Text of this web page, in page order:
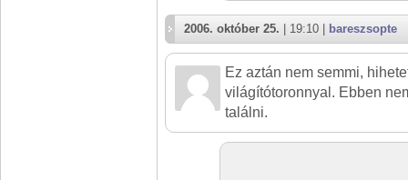
2006. október 25. | 19:10 | bareszsopte
Ez aztán nem semmi,
világítótoronnyal. Ebben
találni.